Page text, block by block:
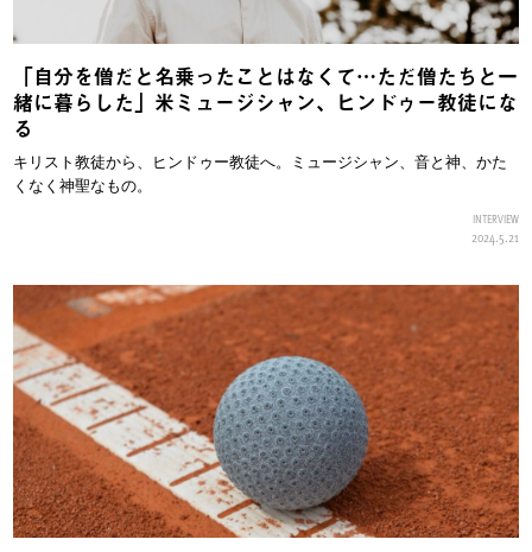
「自分を僧だと名乗ったことはなくて…ただ僧たちと一
緒に暮らした」米ミュージシャン、ヒンドゥー教徒にな
る
キリスト教徒から、ヒンドゥー教徒へ。ミュージシャン、音と神、かた
くなく神聖なもの。
INTERVIEW
2024.5.21